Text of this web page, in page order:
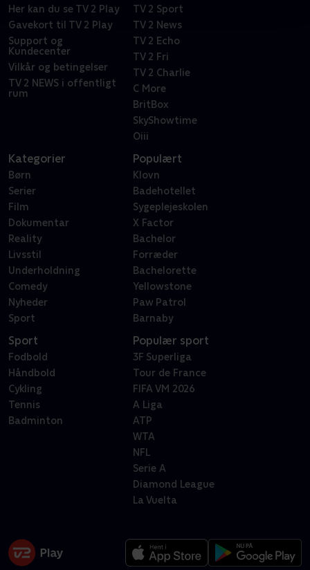
Her kan du se TV 2 Play
Gavekort til TV 2 Play
Support og
Kundecenter
Vilkår og betingelser
TV 2 NEWS i offentligt
rum
TV 2 Sport
TV 2 News
TV 2 Echo
TV 2 Fri
TV 2 Charlie
C More
BritBox
SkyShowtime
Oiii
Kategorier
Børn
Serier
Film
Dokumentar
Reality
Livsstil
Underholdning
Comedy
Nyheder
Sport
Populært
Klovn
Badehotellet
Sygeplejeskolen
X Factor
Bachelor
Forræder
Bachelorette
Yellowstone
Paw Patrol
Barnaby
Sport
Fodbold
Håndbold
Cykling
Tennis
Badminton
Populær sport
3F Superliga
Tour de France
FIFA VM 2026
A Liga
ATP
WTA
NFL
Serie A
Diamond League
La Vuelta